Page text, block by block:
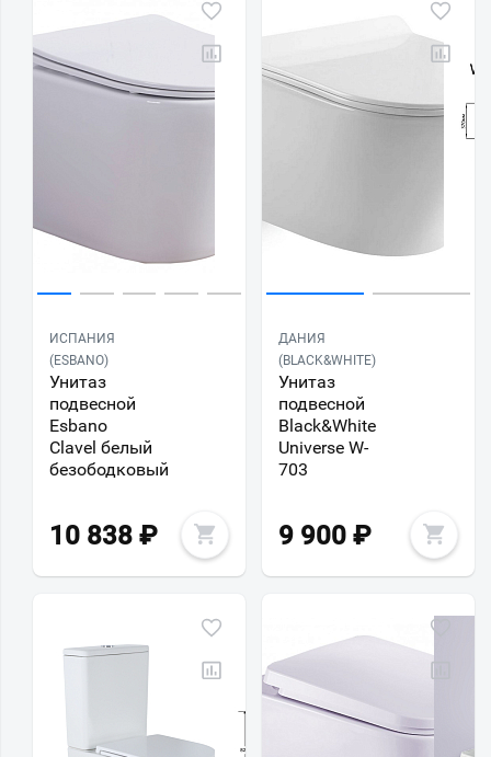
ИСПАНИЯ
(ESBANO)
Унитаз
подвесной
Esbano
Clavel белый
безободковый
10 838 ₽
ДАНИЯ
(BLACK&WHITE)
Унитаз
подвесной
Black&White
Universe W-
703
9 900 ₽